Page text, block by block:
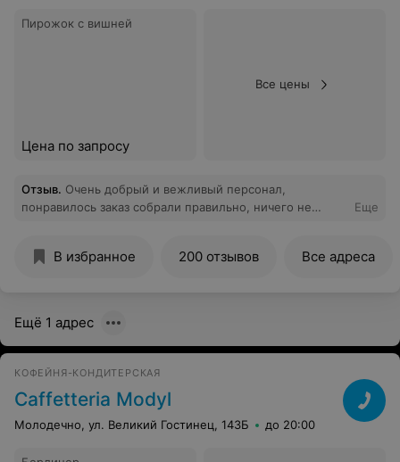
Пирожок с вишней
Цена по запросу
Все цены
Отзыв. Очень добрый и вежливый персонал,
понравилось заказ собрали правильно, ничего не
Еще
В избранное 200 отзывов Все адреса
Ещё 1 адрес
КОФЕЙНЯ-КОНДИТЕРСКАЯ
Caffetteria Modyl
Молодечно, ул. Великий Гостинец, 143Б до 20:00